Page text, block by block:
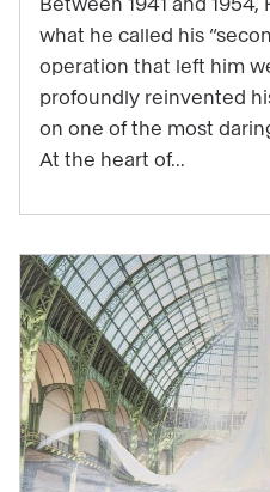
work
to
be
experienced
through
the
exhibition
"Matisse
1941–
1954"
what he called his
operation that left him
profoundly reinvented
on one of the most
At the heart of...